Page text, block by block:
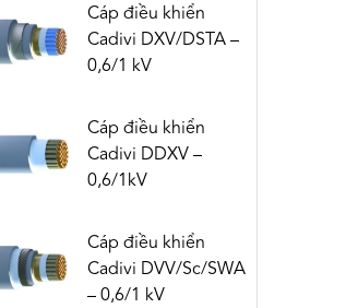
Cáp điều khiển
Cadivi DXV/DSTA –
0,6/1 kV
Cáp điều khiển
Cadivi DDXV –
0,6/1kV
Cáp điều khiển
Cadivi DVV/Sc/SWA
– 0,6/1 kV